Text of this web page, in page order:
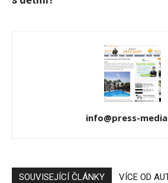
info@press-
SOUVISEJÍCÍ ČLÁNKY VÍCE OD